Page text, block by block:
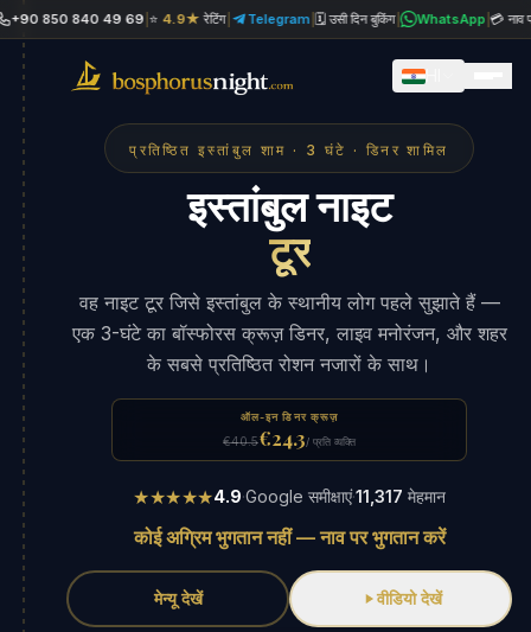
850 840 49 69|⭐4.9★रेटिंग| Telegram|🗓 उसी दिन बुकिंग| WhatsApp|💳 नाव पर
प्रतिष्ठित इस्तांबुल शाम · 3 घंटे · डिनर शामिल
इस्तांबुल नाइट
टूर
वह नाइट टूर जिसे इस्तांबुल के स्थानीय लोग पहले सुझाते हैं —
एक 3-घंटे का बॉस्फोरस क्रूज़ डिनर, लाइव मनोरंजन, और शहर
के सबसे प्रतिष्ठित रोशन नजारों के साथ।
ऑल-इन डिनर क्रूज़
€40.5€24.3/ प्रति व्यक्ति
★★★★★4.9·Google समीक्षाएं·11,317 मेहमान
कोई अग्रिम भुगतान नहीं — नाव पर भुगतान करें
मेन्यू देखें वीडियो देखें